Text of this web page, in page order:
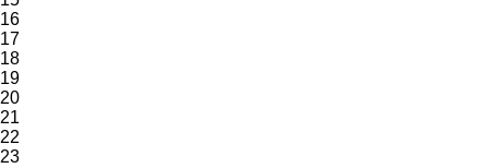
16
17
18
19
20
21
22
23